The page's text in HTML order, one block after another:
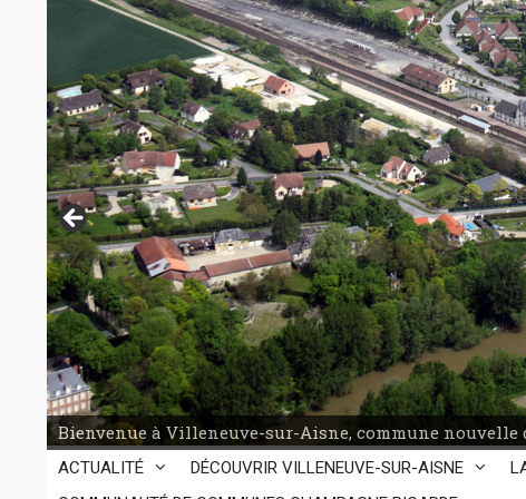
Bienvenue à Villeneuve-sur-Aisne, commune
ACTUALITÉ DÉCOUVRIR VILLENEUVE-SUR-AISNE